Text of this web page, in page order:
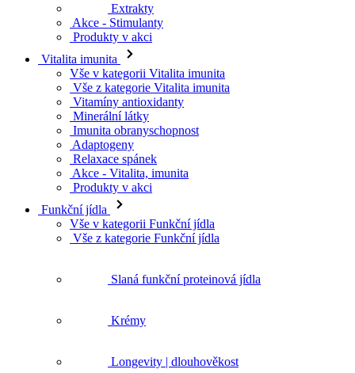
Extrakty
Akce - Stimulanty
Produkty v akci
Vitalita imunita
Vše v kategorii Vitalita imunita
Vše z kategorie Vitalita imunita
Vitamíny antioxidanty
Minerální látky
Imunita obranyschopnost
Adaptogeny
Relaxace spánek
Akce - Vitalita, imunita
Produkty v akci
Funkční jídla
Vše v kategorii Funkční jídla
Vše z kategorie Funkční jídla